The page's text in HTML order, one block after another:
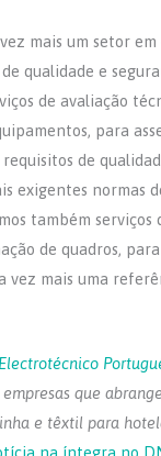
mais um setor em
qualidade e
de avaliação
para
de
exigentes normas
também serviços
de quadros,
vez mais uma
que
e têxtil para
na íntegra no